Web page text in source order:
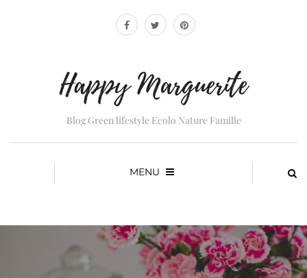
Blog Green lifestyle Ecolo Nature Famille
MENU